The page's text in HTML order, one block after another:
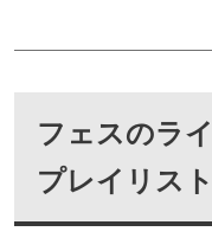
フェスのラ
プレイリス